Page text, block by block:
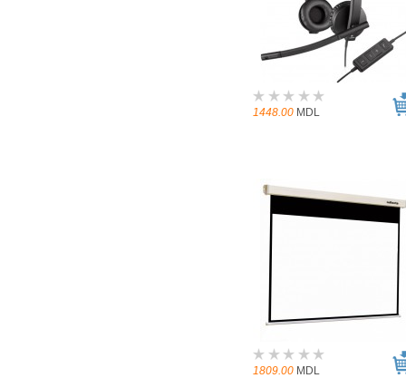
1448.00 MDL
1809.00 MDL